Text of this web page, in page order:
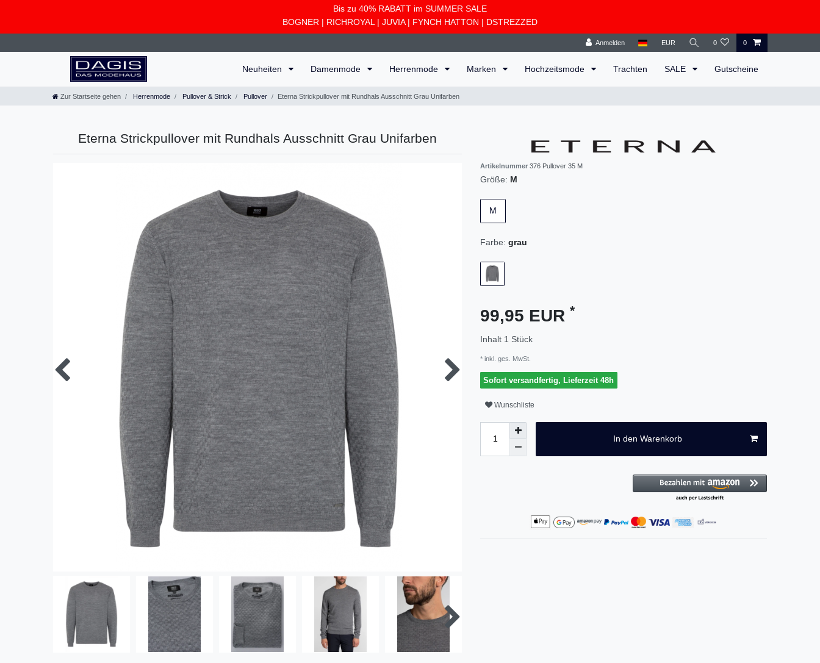
Bis zu 40% RABATT im SUMMER SALE
BOGNER | RICHROYAL | JUVIA| FYNCH HATTON | DSTREZZED
Anmelden EUR 0 0
Neuheiten Damenmode Herrenmode Marken Hochzeitsmode Trachten SALE Gutscheine
Zur Startseite gehen Herrenmode Pullover & Strick Pullover Eterna Strickpullover mit Rundhals Ausschnitt Grau Unifarben
Eterna Strickpullover mit Rundhals Ausschnitt Grau Unifarben
Artikelnummer 376 Pullover 35 M
Größe: M
M
Farbe: grau
99,95 EUR *
Inhalt 1 Stück
* inkl. ges. MwSt.
Sofort versandfertig, Lieferzeit 48h
Wunschliste
In den Warenkorb